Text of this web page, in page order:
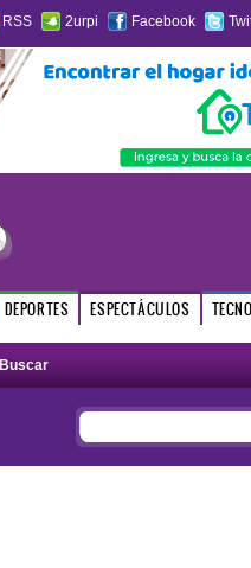
RSS 2urpi Facebook
DEPORTES ESPECTÁCULOS
Buscar